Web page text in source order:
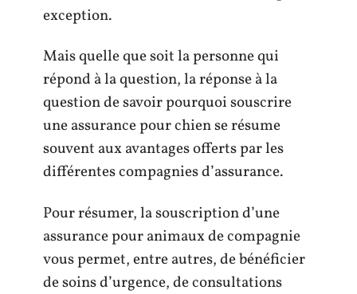
exception.
Mais quelle que soit la personne qui
répond à la question, la réponse à la
question de savoir pourquoi souscrire
une assurance pour chien se résume
souvent aux avantages offerts par les
différentes compagnies d’assurance.
Pour résumer, la souscription d’une
assurance pour animaux de compagnie
vous permet, entre autres, de bénéficier
de soins d’urgence, de consultations